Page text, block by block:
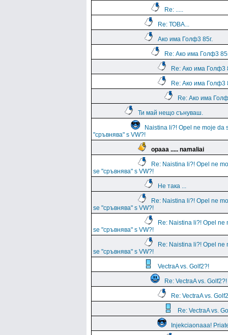
Re: .....
Re: ТОВА...
Ако има Голф3 85г.
Re: Ако има Голф3
Re: Ако има Голф3
Re: Ако има Голф3
Re: Ако има
Ти май нещо сънуваш.
Naistina li?! Opel ne moje da
"сръвнява" s VW?!
opaaa ..... namaliai
Re: Naistina li?! Opel ne
se "сръвнява" s VW?!
Не така ...
Re: Naistina li?! Opel ne
se "сръвнява" s VW?!
Re: Naistina li?! Opel ne
se "сръвнява" s VW?!
Re: Naistina li?! Opel ne
se "сръвнява" s VW?!
VectraA vs. Golf2?!
Re: VectraA vs. Golf2?!
Re: VectraA vs.
Re: VectraA vs.
Injekciaonaaa!